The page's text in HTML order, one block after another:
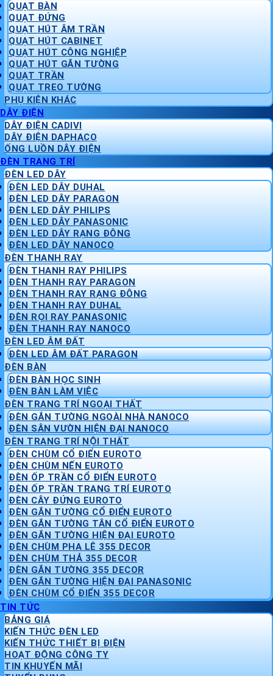
QUẠT BÀN
QUẠT ĐỨNG
QUẠT HÚT ÂM TRẦN
QUẠT HÚT CABINET
QUẠT HÚT CÔNG NGHIỆP
QUẠT HÚT GẮN TƯỜNG
QUẠT TRẦN
QUẠT TREO TƯỜNG
PHỤ KIỆN KHÁC
DÂY ĐIỆN
DÂY ĐIỆN CADIVI
DÂY ĐIỆN DAPHACO
ỐNG LUỒN DÂY ĐIỆN
ĐÈN TRANG TRÍ
ĐÈN LED DÂY
ĐÈN LED DÂY DUHAL
ĐÈN LED DÂY PARAGON
ĐÈN LED DÂY PHILIPS
ĐÈN LED DÂY PANASONIC
ĐÈN LED DÂY RẠNG ĐÔNG
ĐÈN LED DÂY NANOCO
ĐÈN THANH RAY
ĐÈN THANH RAY PHILIPS
ĐÈN THANH RAY PARAGON
ĐÈN THANH RAY RẠNG ĐÔNG
ĐÈN THANH RAY DUHAL
ĐÈN RỌI RAY PANASONIC
ĐÈN THANH RAY NANOCO
ĐÈN LED ÂM ĐẤT
ĐÈN LED ÂM ĐẤT PARAGON
ĐÈN BÀN
ĐÈN BÀN HỌC SINH
ĐÈN BÀN LÀM VIỆC
ĐÈN TRANG TRÍ NGOẠI THẤT
ĐÈN GẮN TƯỜNG NGOÀI NHÀ NANOCO
ĐÈN SÂN VƯỜN HIỆN ĐẠI NANOCO
ĐÈN TRANG TRÍ NỘI THẤT
ĐÈN CHÙM CỔ ĐIỂN EUROTO
ĐÈN CHÙM NẾN EUROTO
ĐÈN ỐP TRẦN CỔ ĐIỂN EUROTO
ĐÈN ỐP TRẦN TRANG TRÍ EUROTO
ĐÈN CÂY ĐỨNG EUROTO
ĐÈN GẮN TƯỜNG CỔ ĐIỂN EUROTO
ĐÈN GẮN TƯỜNG TÂN CỔ ĐIỂN EUROTO
ĐÈN GẮN TƯỜNG HIỆN ĐẠI EUROTO
ĐÈN CHÙM PHA LÊ 355 DECOR
ĐÈN CHÙM THẢ 355 DECOR
ĐÈN GẮN TƯỜNG 355 DECOR
ĐÈN GẮN TƯỜNG HIỆN ĐẠI PANASONIC
ĐÈN CHÙM CỔ ĐIỂN 355 DECOR
TIN TỨC
BẢNG GIÁ
KIẾN THỨC ĐÈN LED
KIẾN THỨC THIẾT BỊ ĐIỆN
HOẠT ĐỘNG CÔNG TY
TIN KHUYẾN MÃI